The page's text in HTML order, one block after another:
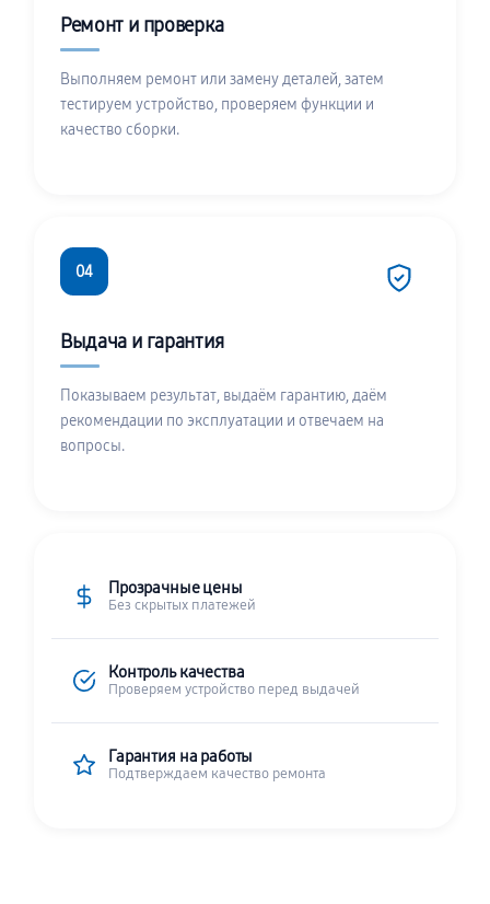
Ремонт и проверка
Выполняем ремонт или замену деталей, затем
тестируем устройство, проверяем функции и
качество сборки.
04
Выдача и гарантия
Показываем результат, выдаём гарантию, даём
рекомендации по эксплуатации и отвечаем на
вопросы.
Прозрачные цены
Без скрытых платежей
Контроль качества
Проверяем устройство перед выдачей
Гарантия на работы
Подтверждаем качество ремонта